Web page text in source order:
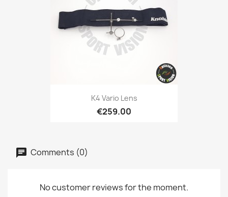
K4 Vario Lens
€259.00
Comments (0)
No customer reviews for the moment.